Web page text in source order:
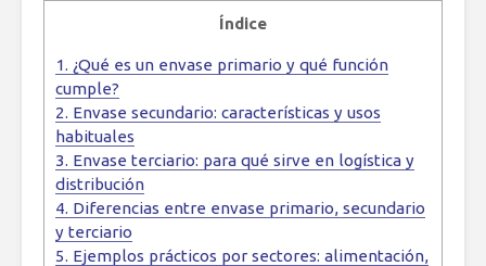
Índice
1. ¿Qué es un envase primario y qué función
cumple?
2. Envase secundario: características y usos
habituales
3. Envase terciario: para qué sirve en logística y
distribución
4. Diferencias entre envase primario, secundario
y terciario
5. Ejemplos prácticos por sectores: alimentación,